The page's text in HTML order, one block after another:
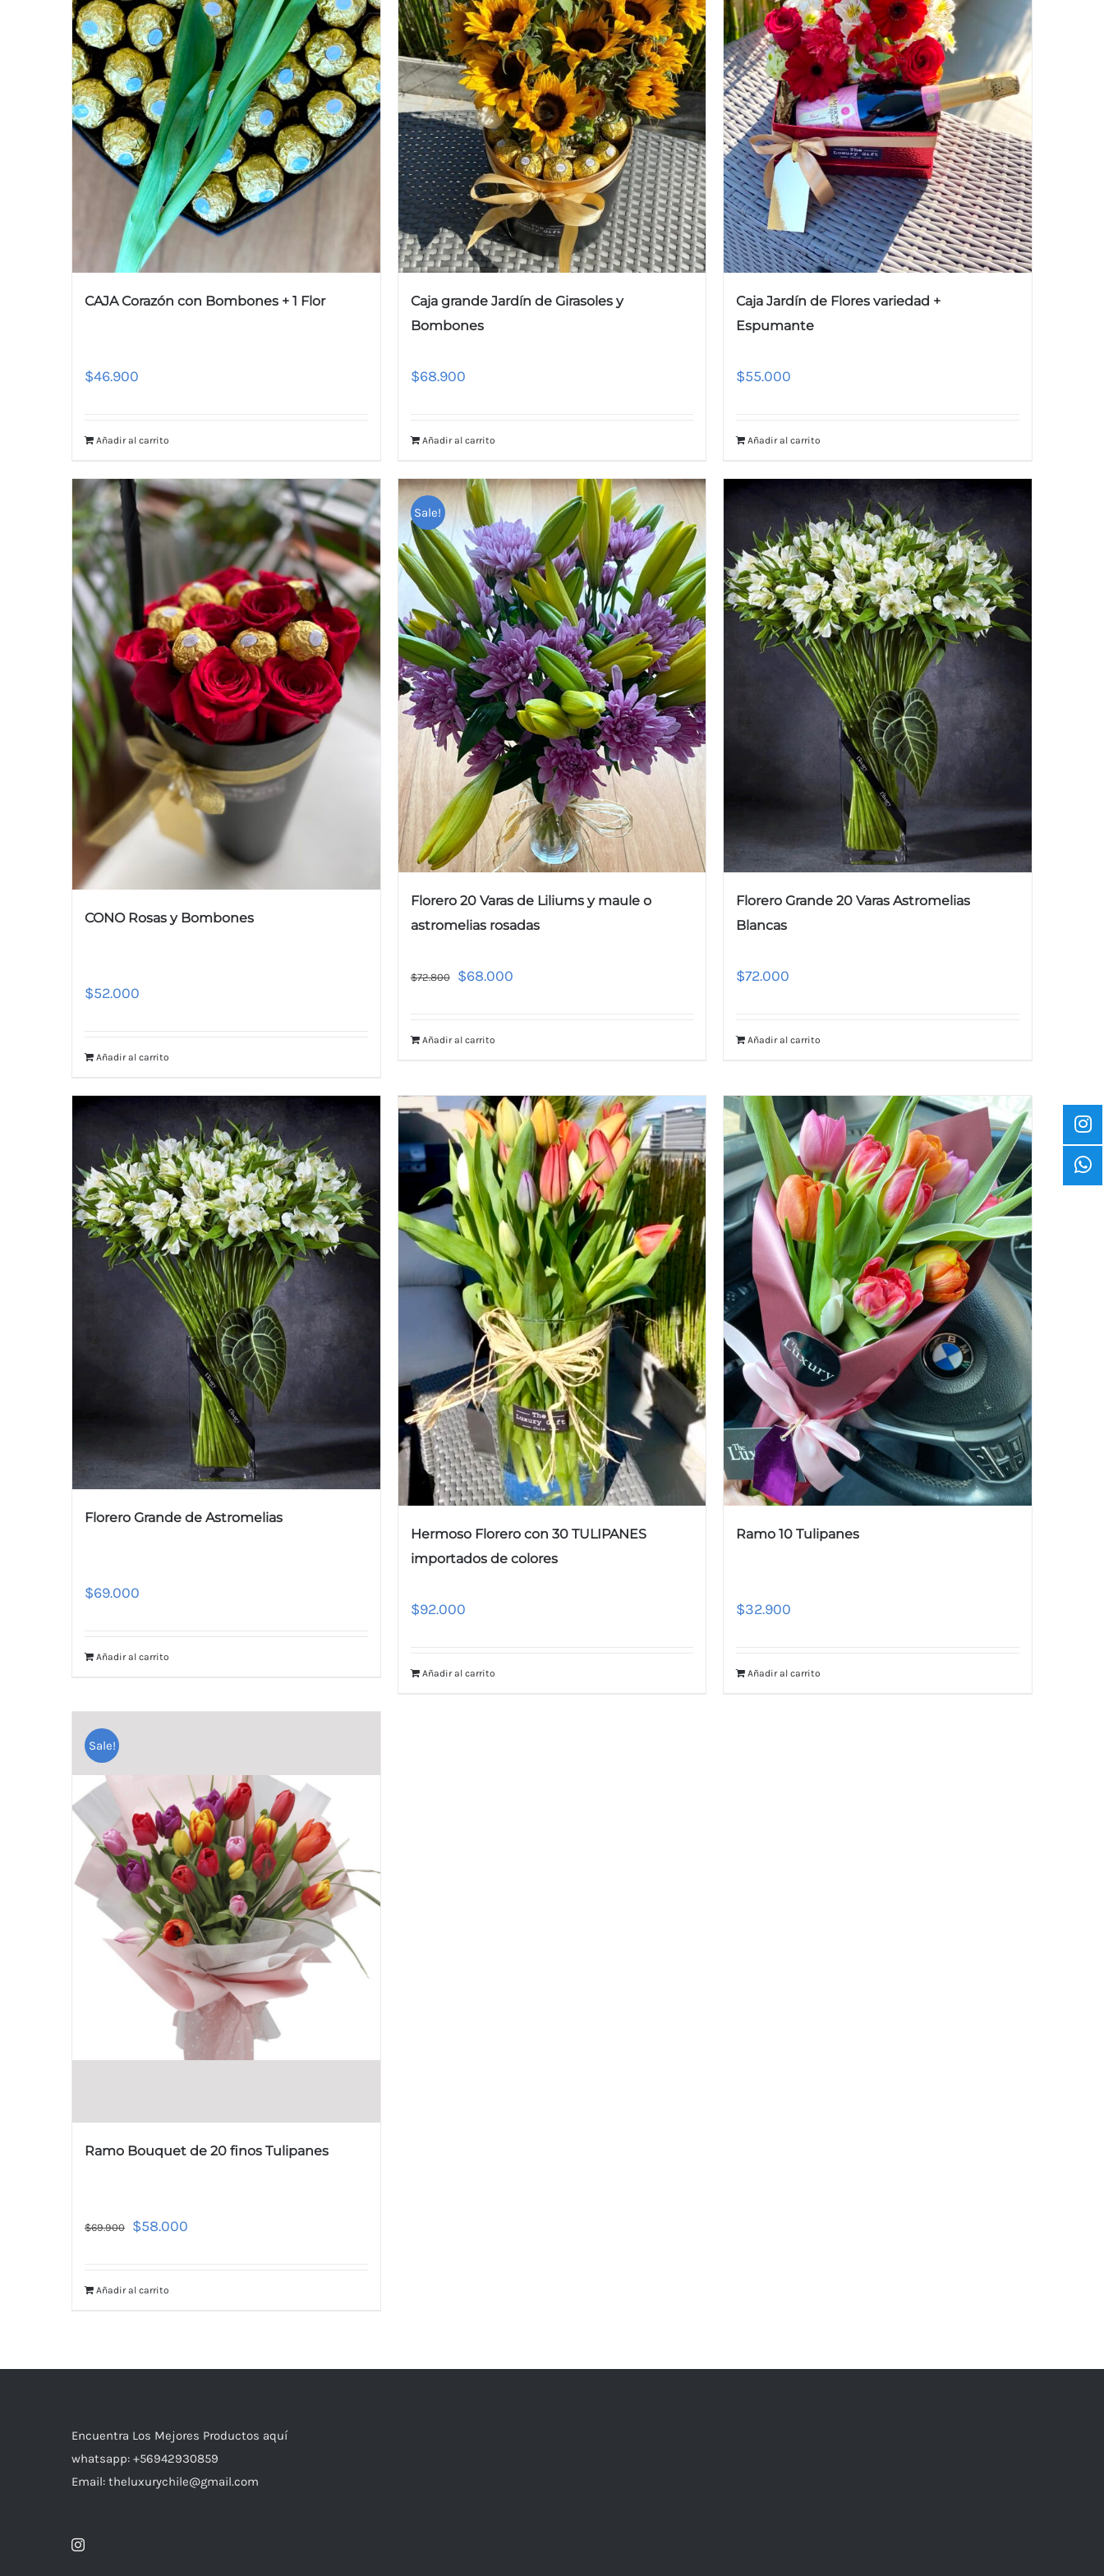
CAJA Corazón con Bombones + 1 Flor
$46.900
Añadir al carrito
Caja grande Jardín de Girasoles y
Bombones
$68.900
Añadir al carrito
Caja Jardín de Flores variedad +
Espumante
$55.000
Añadir al carrito
CONO Rosas y Bombones
$52.000
Añadir al carrito
Sale!
Florero 20 Varas de Liliums y maule o
astromelias rosadas
$72.800 $68.000
Añadir al carrito
Florero Grande 20 Varas Astromelias
Blancas
$72.000
Añadir al carrito
Florero Grande de Astromelias
$69.000
Añadir al carrito
Hermoso Florero con 30 TULIPANES
importados de colores
$92.000
Añadir al carrito
Ramo 10 Tulipanes
$32.900
Añadir al carrito
Sale!
Ramo Bouquet de 20 finos Tulipanes
$69.900 $58.000
Añadir al carrito
Encuentra Los Mejores Productos aquí
whatsapp: +56942930859
Email: theluxurychile@gmail.com